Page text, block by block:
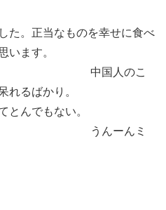
た。正当なものを幸せに食べ
います。
中国人のこ
れるばかり。
とんでもない。
うんーんミ